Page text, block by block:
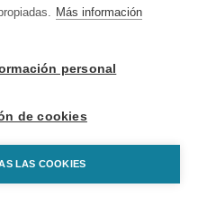
Más información
personal
de cookies
LAS COOKIES